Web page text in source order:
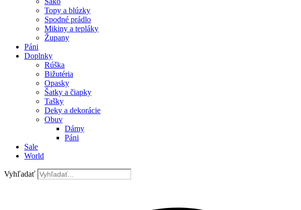
Topy a blúzky
Spodné prádlo
Mikiny a tepláky
Župany
Páni
Doplnky
Rúška
Bižutéria
Opasky
Šatky a čiapky
Tašky
Deky a dekorácie
Obuv
Dámy
Páni
Sale
World
Vyhľadať